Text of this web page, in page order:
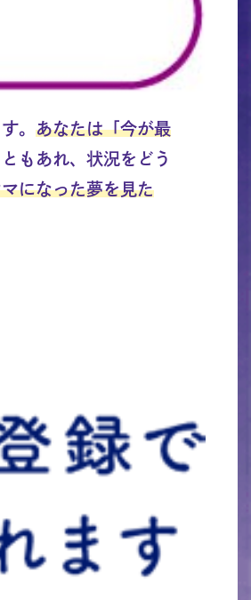
。 あなたは「今が最
もあれ、状況をどう
になった夢を見た